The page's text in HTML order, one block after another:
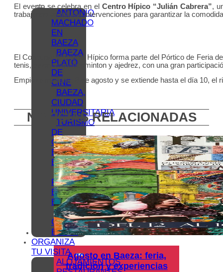
ANTONIO
MACHADO
EN
BAEZA
BAEZA
PLATÓ
DE
CINE
BAEZA,
CIUDAD
UNIVERSITARIA
TURISMO
DE
CONGRESOS
EN
BAEZA
TURISMO
FAMILIAR
EN
BAEZA
REDES
COLABORATIVAS
BAEZA
ORGANIZA
TU VISITA
ALOJAMIENTOS
El evento se celebra en el Centro Hípico “Julián Cabrera”,
trabajando en futuras intervenciones para garantizar la
El Concurso Nacional Hípico forma parte del Pórtico de Feria
tenis, baloncesto, bádminton y ajedrez, con una gran
Empieza mañana, 8 de agosto y se extiende hasta el día 10,
NOTICIAS RELACIONADAS
Agosto en Baeza: feria,
tradición y experiencias